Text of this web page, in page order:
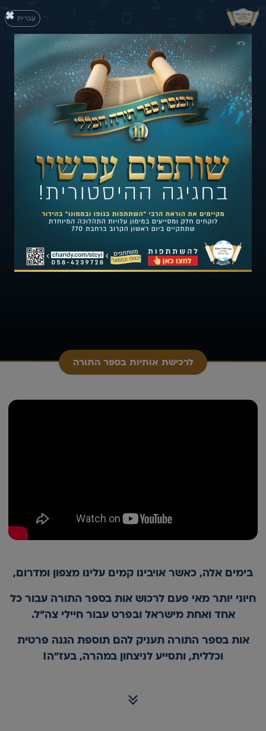
עברית
לרכישת אותיות בספר התורה
בימים אלה, כאשר אויבינו קמים עלינו מצפון ומדרום,
חיוני יותר מאי פעם לרכוש אות בספר התורה עבור כל
אחד ואחת מישראל ובפרט עבור חיילי צה"ל.
אות בספר התורה תעניק להם תוספת הגנה פרטית
וכללית, ותסייע לניצחון במהרה, בעז"ה!
×